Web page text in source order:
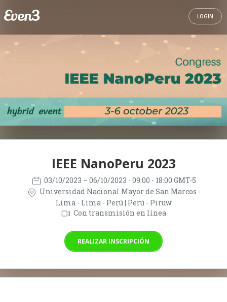
LOGIN
IEEE NanoPeru 2023
03/10/2023 – 06/10/2023 - 09:00 - 18:00 GMT-5
Universidad Nacional Mayor de San Marcos -
Lima - Lima - Perú | Perú - Piruw
Con transmisión en línea
REALIZAR INSCRIPCIÓN